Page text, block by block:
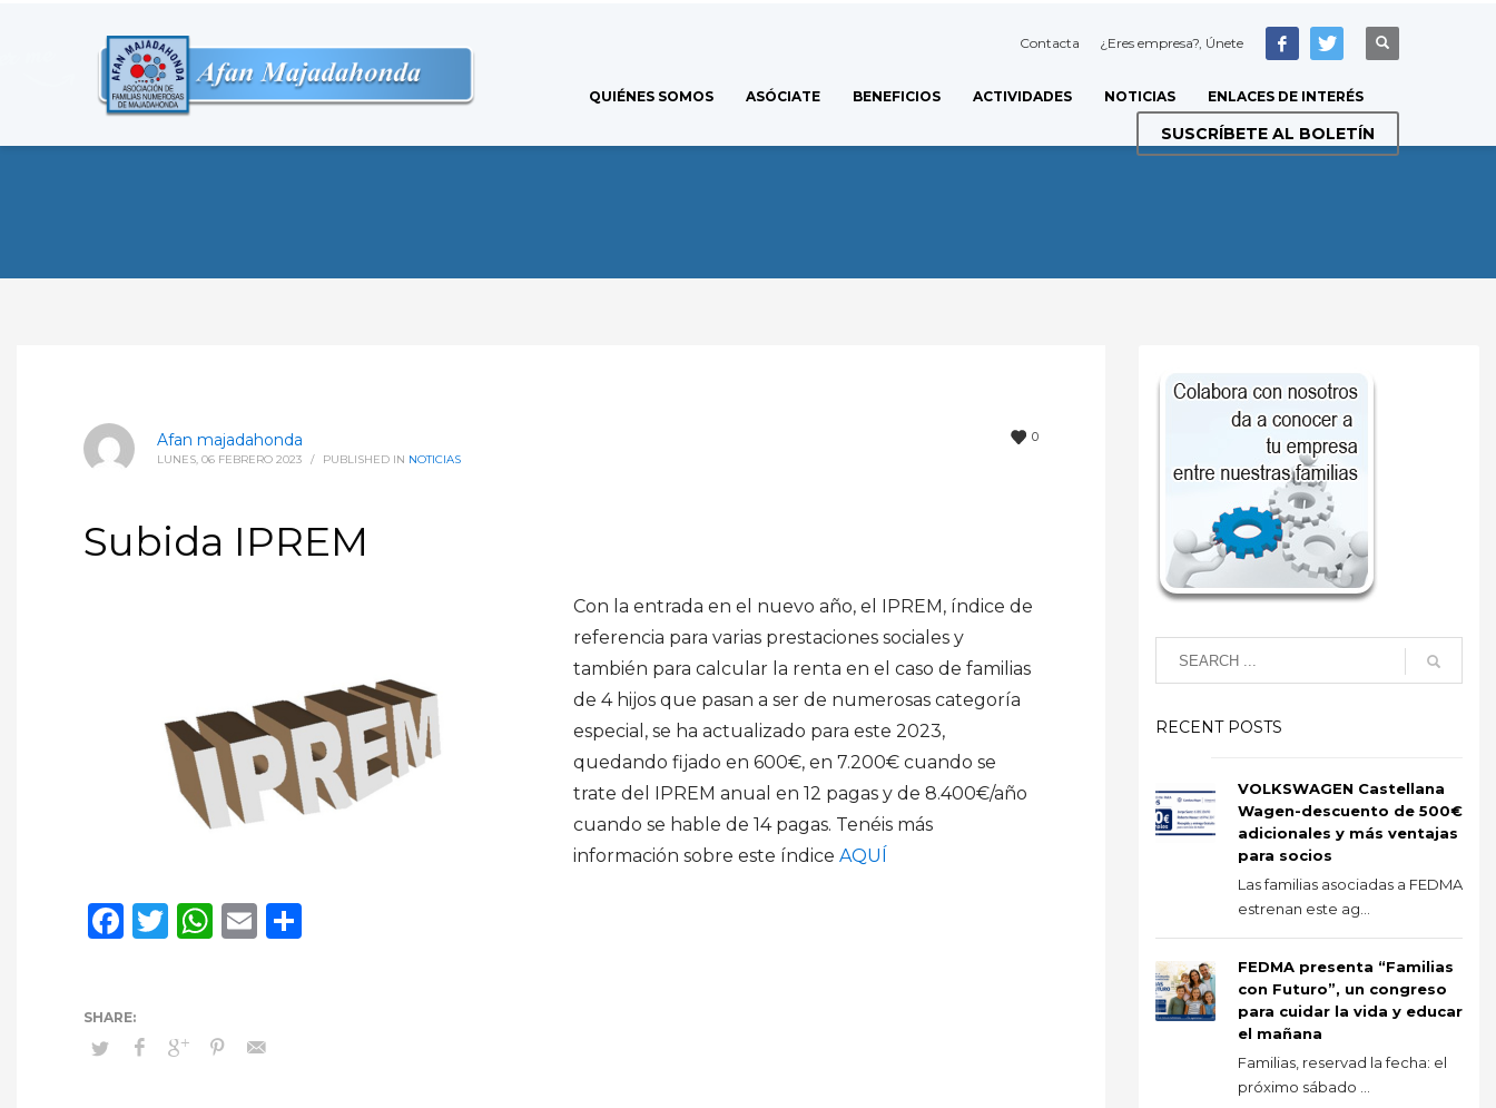
Contacta ¿Eres empresa?, Únete
QUIÉNES SOMOS ASÓCIATE BENEFICIOS ACTIVIDADES NOTICIAS ENLACES DE INTERÉS
SUSCRÍBETE AL BOLETÍN
0
Afan majadahonda
LUNES, 06 FEBRERO 2023 / PUBLISHED IN NOTICIAS
Subida IPREM
Con la entrada en el nuevo año, el IPREM, índice de
referencia para varias prestaciones sociales y
también para calcular la renta en el caso de familias
de 4 hijos que pasan a ser de numerosas categoría
especial, se ha actualizado para este 2023,
quedando fijado en 600€, en 7.200€ cuando se
trate del IPREM anual en 12 pagas y de 8.400€/año
cuando se hable de 14 pagas. Tenéis más
información sobre este índice AQUÍ
Facebook
Twitter
WhatsApp
Email
RECENT POSTS
VOLKSWAGEN Castellana
Wagen-descuento de 500€
adicionales y más ventajas
para socios
Las familias asociadas a FEDMA
estrenan este ag...
FEDMA presenta “Familias
con Futuro”, un congreso
para cuidar la vida y educar
el mañana
Familias, reservad la fecha: el
próximo sábado ...